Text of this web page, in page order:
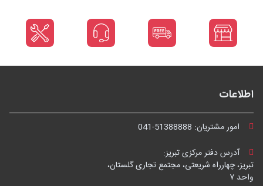
اطلاعات
امور مشتریان: 041-51388888
آدرس دفتر مرکزی تبریز:
تبریز، چهارراه شریعتی، مجتمع تجاری گلستان،
واحد ۷